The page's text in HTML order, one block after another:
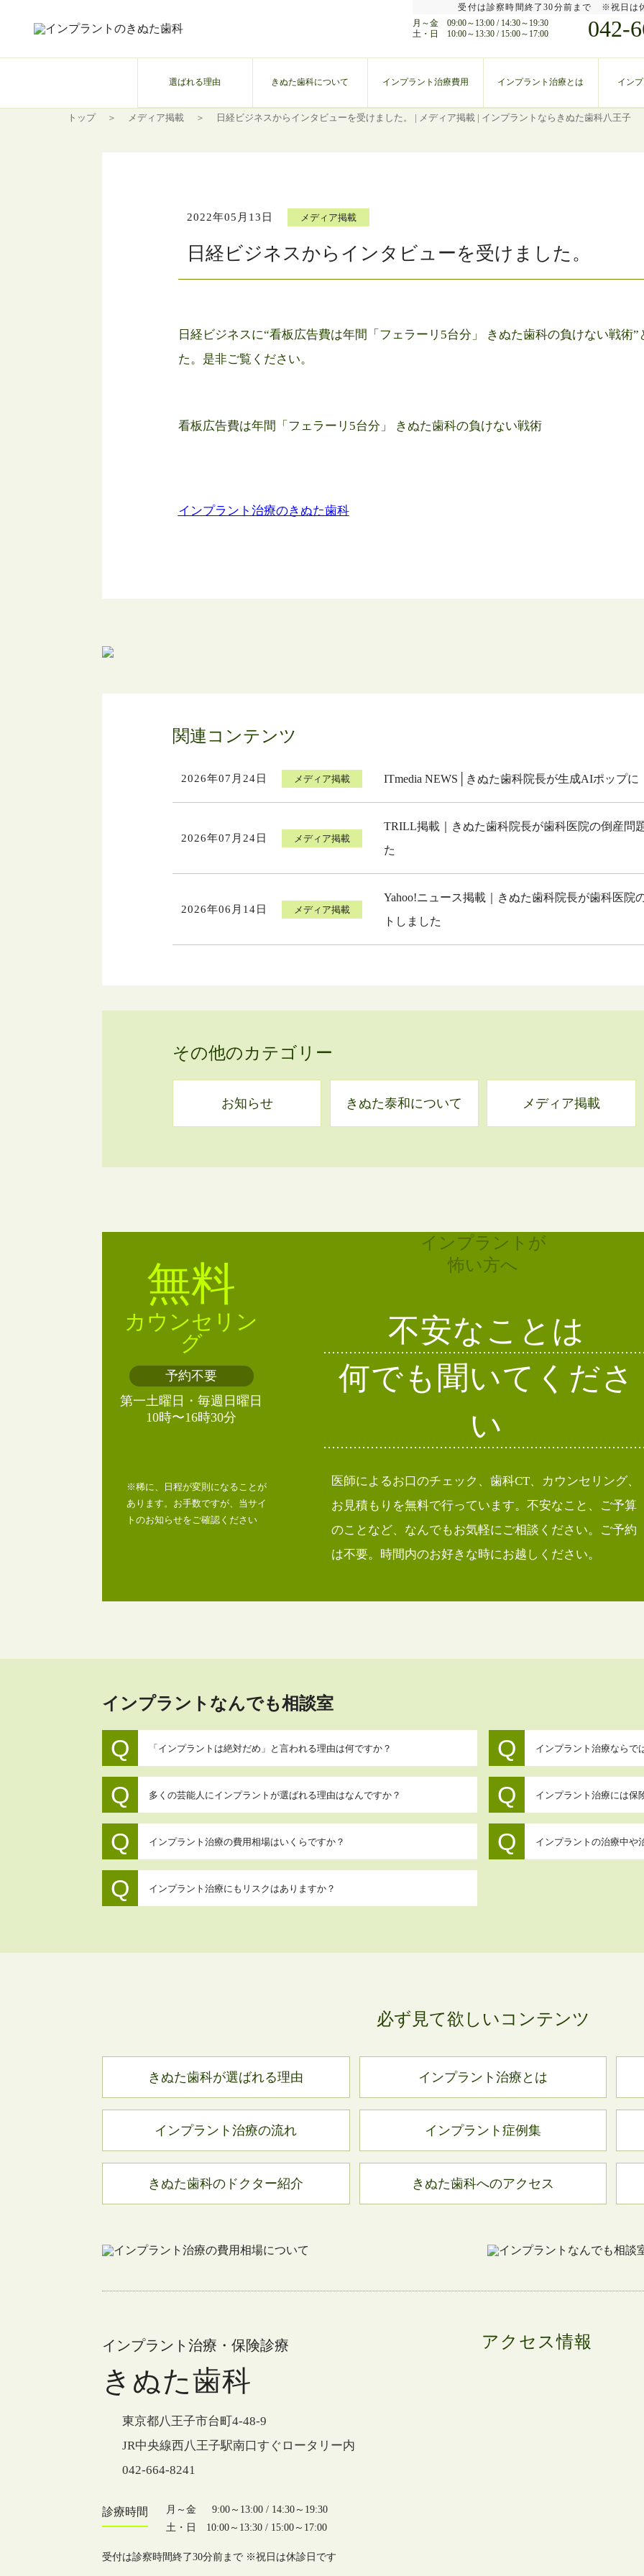
受付は診察時間終了30分前まで ※祝日は
月～金 09:00～13:00 / 14:30～19:30
土・日 10:00～13:30 / 15:00～17:00
042-
選ばれる理由 きぬた歯科について インプラント治療費用 インプラント治療とは イン
トップ ＞ メディア掲載 ＞ 日経ビジネスからインタビューを受けました。 | メディア掲載 | インプラントならきぬた歯科八王子
2022年05月13日 メディア掲載
日経ビジネスからインタビューを受けました。
日経ビジネスに“看板広告費は年間「フェラーリ5台分」 きぬた歯科の負けない戦術
た。是非ご覧ください。
看板広告費は年間「フェラーリ5台分」 きぬた歯科の負けない戦術
インプラント治療のきぬた歯科
関連コンテンツ
2026年07月24日 メディア掲載 ITmedia NEWS│きぬた歯科院長が生成AIポップに
2026年07月24日 メディア掲載
TRILL掲載｜きぬた歯科院長が歯科医院の倒産問
た
2026年06月14日 メディア掲載
Yahoo!ニュース掲載｜きぬた歯科院長が歯科医院
トしました
その他のカテゴリー
お知らせ きぬた泰和について メディア掲載
インプラントが
怖い方へ
無料
カウンセリン
グ
予約不要
第一土曜日・毎週日曜日
10時〜16時30分
※稀に、日程が変則になることが
あります。お手数ですが、当サイ
トのお知らせをご確認ください
不安なことは
何でも聞いてくださ
い
医師によるお口のチェック、歯科CT、カウンセリング、
お見積もりを無料で行っています。不安なこと、ご予算
のことなど、なんでもお気軽にご相談ください。ご予約
は不要。時間内のお好きな時にお越しください。
インプラントなんでも相談室
「インプラントは絶対だめ」と言われる理由は何ですか？ インプラント治療ならで
多くの芸能人にインプラントが選ばれる理由はなんですか？ インプラント治療には保
インプラント治療の費用相場はいくらですか？ インプラントの治療中や
インプラント治療にもリスクはありますか？
必ず見て欲しいコンテンツ
きぬた歯科が選ばれる理由 インプラント治療とは
インプラント治療の流れ インプラント症例集
きぬた歯科のドクター紹介 きぬた歯科へのアクセス
インプラント治療・保険診療
きぬた歯科
東京都八王子市台町4-48-9
JR中央線西八王子駅南口すぐロータリー内
042-664-8241
診療時間
月～金 9:00～13:00 / 14:30～19:30
土・日 10:00～13:30 / 15:00～17:00
受付は診察時間終了30分前まで ※祝日は休診日です
アクセス情報